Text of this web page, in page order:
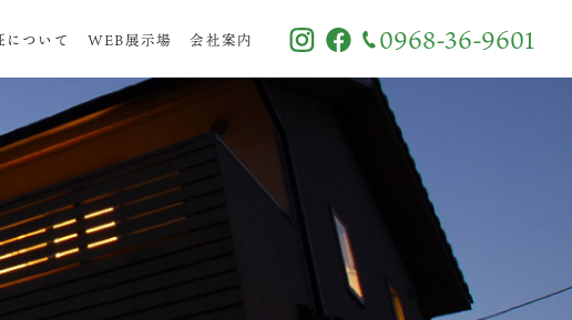
について WEB展示場 会社案内 0968-36-9601